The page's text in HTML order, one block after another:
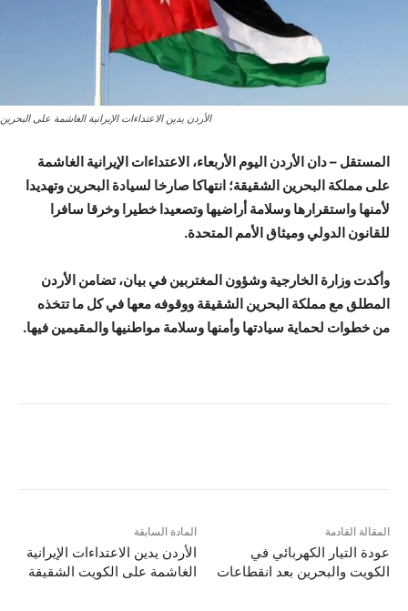
الأردن يدين الاعتداءات الإيرانية الغاشمة على البحرين
المستقل –دان الأردن اليوم الأربعاء، الاعتداءات الإيرانية الغاشمة
على مملكة البحرين الشقيقة؛ انتهاكا صارخا لسيادة البحرين وتهديدا
لأمنها واستقرارها وسلامة أراضيها وتصعيدا خطيرا وخرقا سافرا
للقانون الدولي وميثاق الأمم المتحدة.
وأكدت وزارة الخارجية وشؤون المغتربين في بيان، تضامن الأردن
المطلق مع مملكة البحرين الشقيقة ووقوفه معها في كل ما تتخذه
من خطوات لحماية سيادتها وأمنها وسلامة مواطنيها والمقيمين فيها.
المادة السابقة
الأردن يدين الاعتداءات الإيرانية
الغاشمة على الكويت الشقيقة
المقالة القادمة
عودة التيار الكهربائي في
الكويت والبحرين بعد انقطاعات